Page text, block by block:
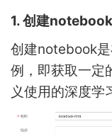
1. 创建notebook
创建notebook
例，即获取一定
义使用的深度学